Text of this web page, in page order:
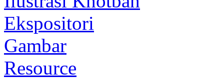
Ekspositori
Gambar
Resource